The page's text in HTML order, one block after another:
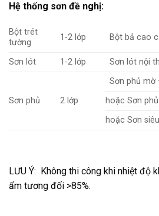
Hệ thống sơn đề nghị:
Bột trét
tường
1-2 lớp Bột bả cao
Sơn lót 1-2 lớp Sơn lót nội
Sơn phủ 2 lớp
Sơn phủ mờ
hoặc Sơn
hoặc Sơn
LƯU Ý: Không thi công khi nhiệt độ
ẩm tương đối >85%.